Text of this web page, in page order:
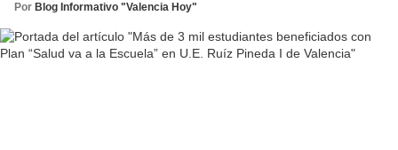
Por Blog Informativo "Valencia Hoy"